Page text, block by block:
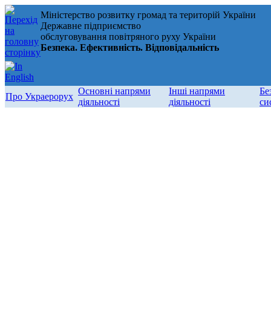
Міністерство розвитку громад та територій України
Державне підприємство
обслуговування повітряного руху України
Безпека. Ефективність. Відповідальність
Про Украерорух
Основні напрями
діяльності
Інші напрями
діяльності